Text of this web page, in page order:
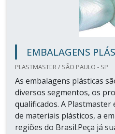
EMBALAGENS
PLASTMASTER / SÃO PAULO - SP
As embalagens plásticas
diversos segmentos, os
qualificados. A
de materiais plásticos, a
regiões do Brasil.Peça já